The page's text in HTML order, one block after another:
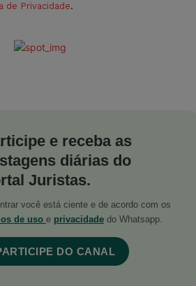
de Privacidade.
e receba as
diárias do
Juristas.
você está ciente e de acordo com os
de uso e privacidade do Whatsapp.
DO CANAL